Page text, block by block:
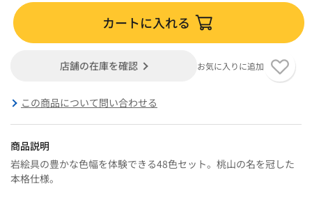
カートに入れる
店舗の在庫を確認 お気に入りに追加
この商品について問い合わせる
商品説明
岩絵具の豊かな色幅を体験できる48色セット。桃山の名を冠した
本格仕様。